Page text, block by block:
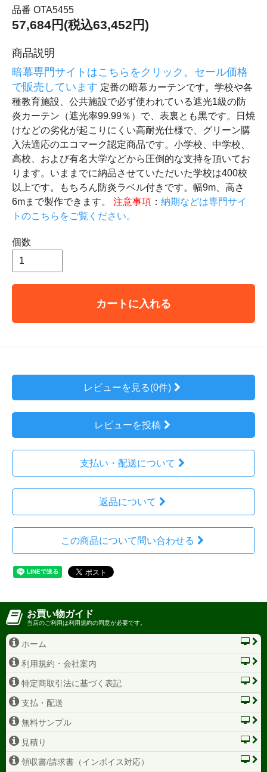
品番 OTA5455
57,684円(税込63,452円)
商品説明
暗幕専門サイトはこちらをクリック。セール価格
で販売しています 定番の暗幕カーテンです。学校や各
種教育施設、公共施設で必ず使われている遮光1級の防
炎カーテン（遮光率99.99％）で、表裏とも黒です。日焼
けなどの劣化が起こりにくい高耐光仕様で、グリーン購
入法適応のエコマーク認定商品です。小学校、中学校、
高校、および有名大学などから圧倒的な支持を頂いてお
ります。いままでに納品させていただいた学校は400校
以上です。もちろん防炎ラベル付きです。幅9m、高さ
6mまで製作できます。 注意事項 ： 納期などは専門サイ
トのこちらをご覧ください。
個数
カートに入れる
レビューを見る(0件)
レビューを投稿
支払い・配送について
返品について
この商品について問い合わせる
お買い物ガイド
当店のご利用は利用規約の同意が必要です。
ホーム
利用規約・会社案内
特定商取引法に基づく表記
支払・配送
無料サンプル
見積り
領収書/請求書（インボイス対応）